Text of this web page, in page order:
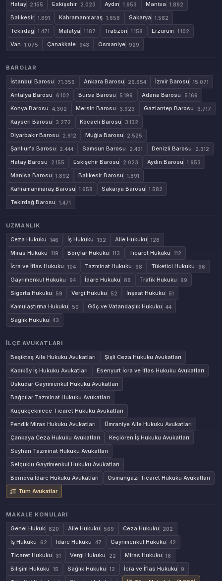
Hatay 2.155 Eskişehir 2.023 Aydın 1.953 Manisa 1.892
Balıkesir 1.891 Kahramanmaraş 1.658 Sakarya 1.582
Tekirdağ 1.471 Malatya 1.187 Trabzon 1.158 Erzurum 1.102
Van 1.075 Çanakkale 943 Osmaniye 929
BAROLAR
İstanbul Barosu
71.356 Ankara Barosu 26.654 İzmir Barosu 15.071
Antalya Barosu 6.102 Bursa Barosu 5.199 Adana Barosu 5.169
Konya Barosu 4.302 Mersin Barosu 3.923 Gaziantep Barosu 3.717
Kayseri Barosu 3.272 Kocaeli Barosu 3.132
Diyarbakır Barosu 2.612 Muğla Barosu 2.525
Şanlıurfa Barosu 2.444 Samsun Barosu 2.431 Denizli Barosu 2.312
Hatay Barosu 2.155 Eskişehir Barosu 2.023 Aydın Barosu 1.953
Manisa Barosu 1.892 Balıkesir Barosu 1.891
Kahramanmaraş Barosu 1.658 Sakarya Barosu 1.582
Tekirdağ Barosu 1.471
UZMANLIK
Ceza Hukuku
146 İş Hukuku 132 Aile Hukuku 128
Miras Hukuku 119 Borçlar Hukuku 113 Ticaret Hukuku 112
İcra ve İflas Hukuku 104 Tazminat Hukuku 98 Tüketici Hukuku 96
Gayrimenkul Hukuku 94 İdare Hukuku 88 Trafik Hukuku 69
Sigorta Hukuku 59 Vergi Hukuku 52 İnşaat Hukuku 51
Kamulaştırma Hukuku 50 Göç ve Vatandaşlık Hukuku 44
Sağlık Hukuku 43
İLÇE AVUKATLARI
Beşiktaş Aile Hukuku Avukatları
Şişli Ceza Hukuku Avukatları
Kadıköy İş Hukuku Avukatları
Esenyurt İcra ve İflas Hukuku Avukatları
Üsküdar Gayrimenkul Hukuku Avukatları
Bağcılar Tazminat Hukuku Avukatları
Küçükçekmece Ticaret Hukuku Avukatları
Pendik Miras Hukuku Avukatları
Ümraniye Aile Hukuku Avukatları
Çankaya Ceza Hukuku Avukatları
Keçiören İş Hukuku Avukatları
Seyhan Tazminat Hukuku Avukatları
Selçuklu Gayrimenkul Hukuku Avukatları
Bornova İdare Hukuku Avukatları
Osmangazi Ticaret Hukuku Avukatları
Tüm Avukatlar
MAKALE KONULARI
Genel Hukuk
820 Aile Hukuku 569 Ceza Hukuku 202
İş Hukuku 62 İdare Hukuku 47 Gayrimenkul Hukuku 42
Ticaret Hukuku 31 Vergi Hukuku 22 Miras Hukuku 18
Bilişim Hukuku 15 Sağlık Hukuku 12 İcra ve İflas Hukuku 9